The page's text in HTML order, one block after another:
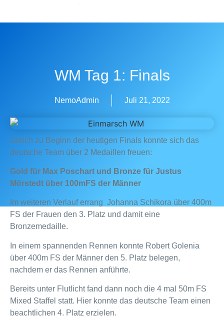
WM Tag 1: Finals
NemoAdmin Juli 21, 2022
Gleich zu Beginn der heutigen Finals konnte sich das
deutsche Team über 2 Medaillen freuen:
Gold für Max Poschart und Bronze für Justus
Mörstedt über 100mFS der Männer
Im weiteren Verlauf errang Johanna Schikora über 400m
FS der Frauen den 3. Platz und damit eine
Bronzemedaille.
In einem spannenden Rennen konnte Robert Golenia
über 400m FS der Männer den 5. Platz belegen,
nachdem er das Rennen anführte.
Bereits unter Flutlicht fand dann noch die 4 mal 50m FS
Mixed Staffel statt. Hier konnte das deutsche Team einen
beachtlichen 4. Platz erzielen.